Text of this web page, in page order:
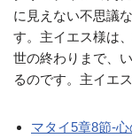
に見えない不思議
す。主イエス様は
世の終わりまで、
るのです。主イエ
マタイ5章8節-